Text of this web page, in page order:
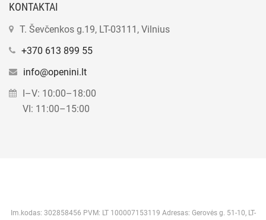
KONTAKTAI
T. Ševčenkos g.19, LT-03111, Vilnius
+370 613 899 55
info@openini.lt
I–V: 10:00–18:00
VI: 11:00–15:00
Im.kodas: 302858456 PVM: LT 100007153119 Adresas: Gerovės g. 51-10, LT-